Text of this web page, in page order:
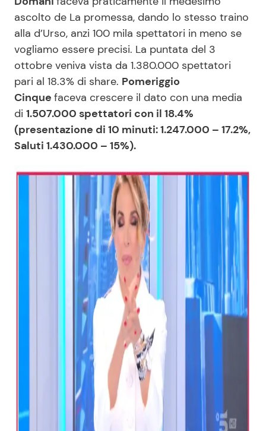
ascolto de La promessa, dando lo stesso traino
alla d’Urso, anzi 100 mila spettatori in meno se
vogliamo essere precisi. La puntata del 3
ottobre veniva vista da 1.380.000 spettatori
pari al 18.3% di share. Pomeriggio
Cinque faceva crescere il dato con una media
di 1.507.000 spettatori con il 18.4%
(presentazione di 10 minuti: 1.247.000 – 17.2%,
Saluti 1.430.000 – 15%).